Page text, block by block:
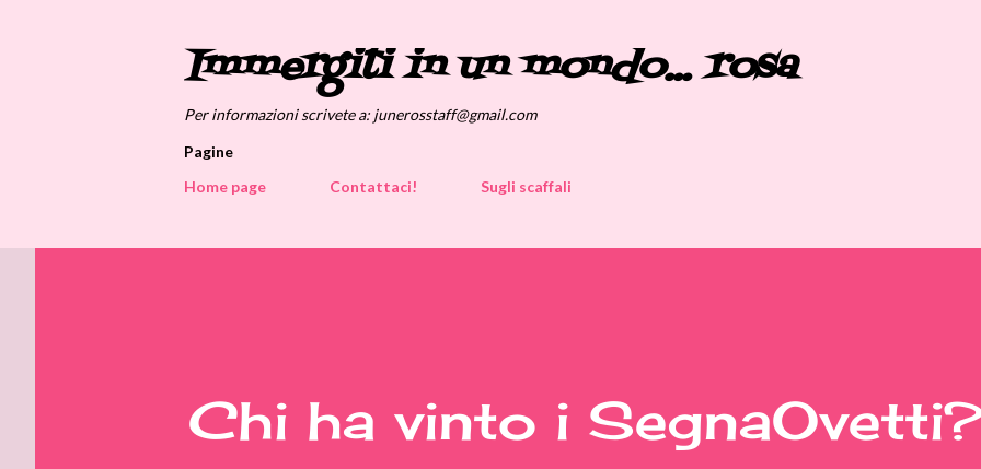
Immergiti in un mondo... rosa
Per informazioni scrivete a: junerosstaff@gmail.com
Pagine
Home page
Contattaci! Sugli scaffali
Chi ha vinto i SegnaOvetti?